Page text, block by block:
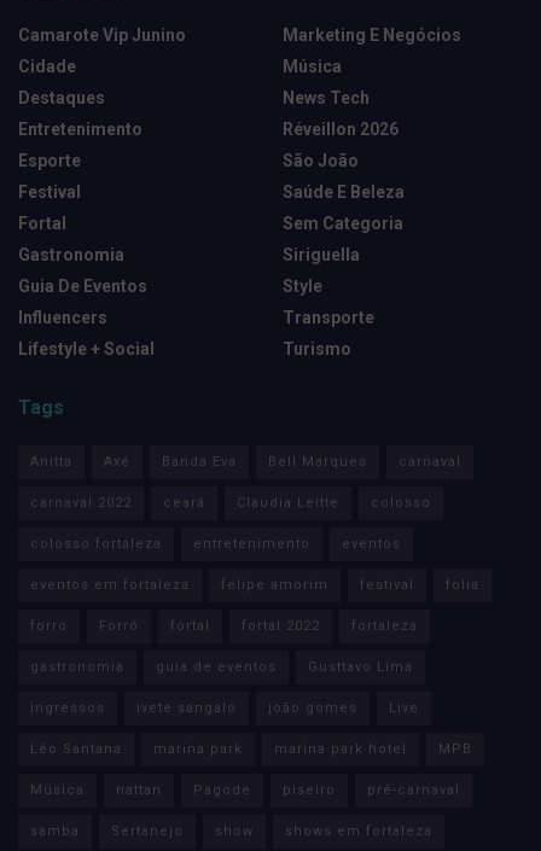
Camarote Vip Junino
Cidade
Destaques
Entretenimento
Esporte
Festival
Fortal
Gastronomia
Guia De Eventos
Influencers
Lifestyle + Social
Marketing E Negócios
Música
News Tech
Réveillon 2026
São João
Saúde E Beleza
Sem Categoria
Siriguella
Style
Transporte
Turismo
Tags
Anitta Axé Banda Eva Bell Marques carnaval
carnaval 2022 ceará Claudia Leitte colosso
colosso fortaleza entretenimento eventos
eventos em fortaleza felipe amorim festival folia
forro Forró fortal fortal 2022 fortaleza
gastronomia guia de eventos Gusttavo Lima
ingressos ivete sangalo joão gomes Live
Léo Santana marina park marina park hotel MPB
Música nattan Pagode piseiro pré-carnaval
samba Sertanejo show shows em fortaleza